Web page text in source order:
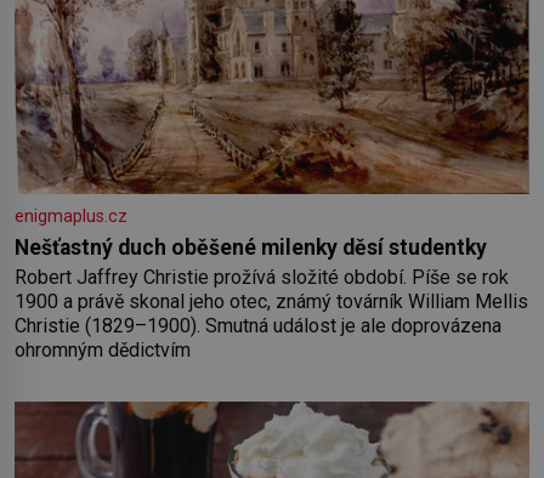
enigmaplus.cz
Nešťastný duch oběšené milenky děsí studentky
Robert Jaffrey Christie prožívá složité období. Píše se rok
1900 a právě skonal jeho otec, známý továrník William Mellis
Christie (1829–1900). Smutná událost je ale doprovázena
ohromným dědictvím